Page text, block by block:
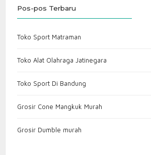
Pos-pos Terbaru
Toko Sport Matraman
Toko Alat Olahraga Jatinegara
Toko Sport Di Bandung
Grosir Cone Mangkuk Murah
Grosir Dumble murah